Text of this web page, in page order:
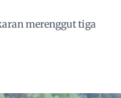
merenggut tiga